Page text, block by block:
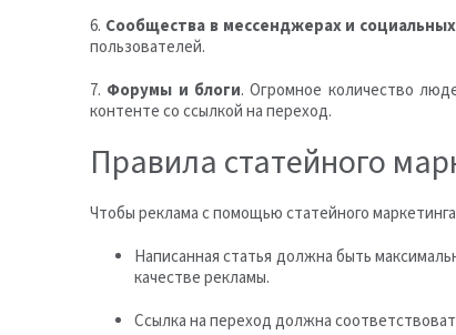
6. Сообщества в мессенджерах и
пользователей.
7. Форумы и блоги. Огромное количество
контенте со ссылкой на переход.
Правила статейного
Чтобы реклама с помощью статейного
Написанная статья должна быть
качестве рекламы.
Ссылка на переход должна